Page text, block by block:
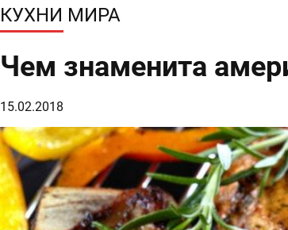
КУХНИ МИРА
Чем знаменита
15.02.2018